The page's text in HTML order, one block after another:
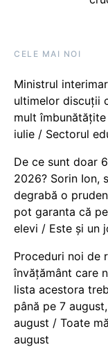
CELE MAI NOI
Ministrul
ultimelor discuții
mult
iulie / Sectorul
De ce sunt doar
2026? Sorin Ion,
degrabă o
pot garanta că
elevi / Este și un
Proceduri noi de
învățământ care
lista acestora
până pe 7
august / Toate
august